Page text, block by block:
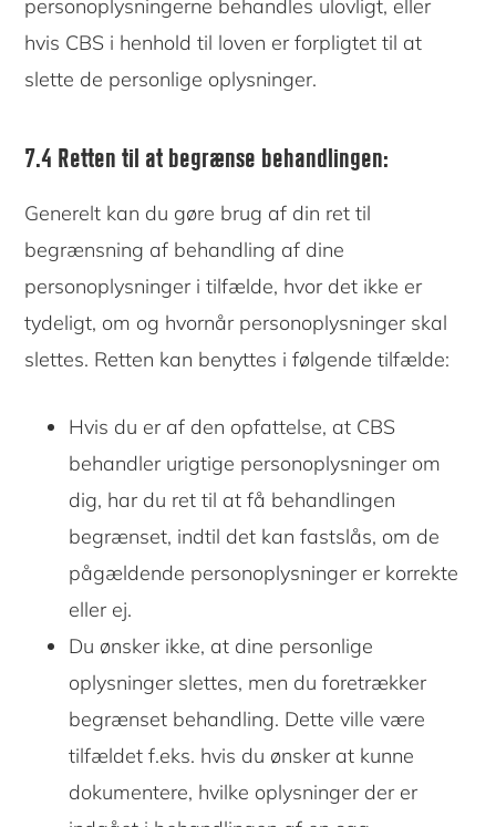
personoplysningerne behandles ulovligt, eller
hvis CBS i henhold til loven er forpligtet til at
slette de personlige oplysninger.
7.4 Retten til at begrænse behandlingen:
Generelt kan du gøre brug af din ret til
begrænsning af behandling af dine
personoplysninger i tilfælde, hvor det ikke er
tydeligt, om og hvornår personoplysninger skal
slettes. Retten kan benyttes i følgende tilfælde:
Hvis du er af den opfattelse, at CBS
behandler urigtige personoplysninger om
dig, har du ret til at få behandlingen
begrænset, indtil det kan fastslås, om de
pågældende personoplysninger er korrekte
eller ej.
Du ønsker ikke, at dine personlige
oplysninger slettes, men du foretrækker
begrænset behandling. Dette ville være
tilfældet f.eks. hvis du ønsker at kunne
dokumentere, hvilke oplysninger der er